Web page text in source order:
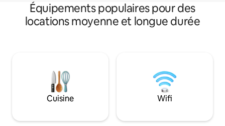
Équipements populaires pour des
locations moyenne et longue durée
Cuisine Wifi